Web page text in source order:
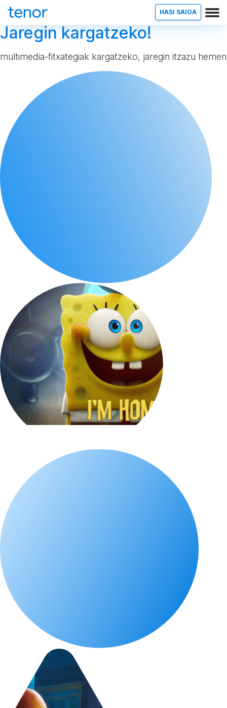
HASI SAIOA
Jaregin kargatzeko!
multimedia-fitxategiak kargatzeko, jaregin itzazu hemen